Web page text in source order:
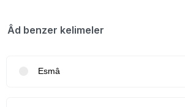
Âd benzer kelimeler
Esmâ